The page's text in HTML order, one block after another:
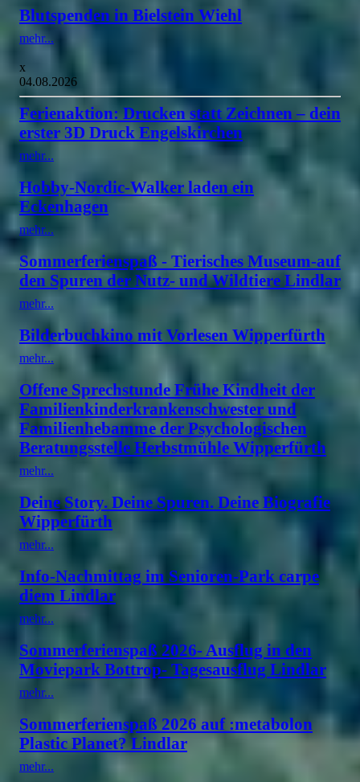
Blutspenden in Bielstein Wiehl
mehr...
x
04.08.2026
Ferienaktion: Drucken statt Zeichnen – dein
erster 3D Druck Engelskirchen
mehr...
Hobby-Nordic-Walker laden ein
Eckenhagen
mehr...
Sommerferienspaß - Tierisches Museum-auf
den Spuren der Nutz- und Wildtiere Lindlar
mehr...
Bilderbuchkino mit Vorlesen Wipperfürth
mehr...
Offene Sprechstunde Frühe Kindheit der
Familienkinderkrankenschwester und
Familienhebamme der Psychologischen
Beratungsstelle Herbstmühle Wipperfürth
mehr...
Deine Story. Deine Spuren. Deine Biografie
Wipperfürth
mehr...
Info-Nachmittag im Senioren-Park carpe
diem Lindlar
mehr...
Sommerferienspaß 2026- Ausflug in den
Moviepark Bottrop- Tagesausflug Lindlar
mehr...
Sommerferienspaß 2026 auf :metabolon
Plastic Planet? Lindlar
mehr...